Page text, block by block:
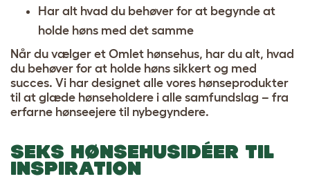
Har alt hvad du behøver for at begynde at
holde høns med det samme
Når du vælger et Omlet hønsehus, har du alt, hvad
du behøver for at holde høns sikkert og med
succes. Vi har designet alle vores hønseprodukter
til at glæde hønseholdere i alle samfundslag – fra
erfarne hønseejere til nybegyndere.
SEKS HØNSEHUSIDÉER TIL
INSPIRATION